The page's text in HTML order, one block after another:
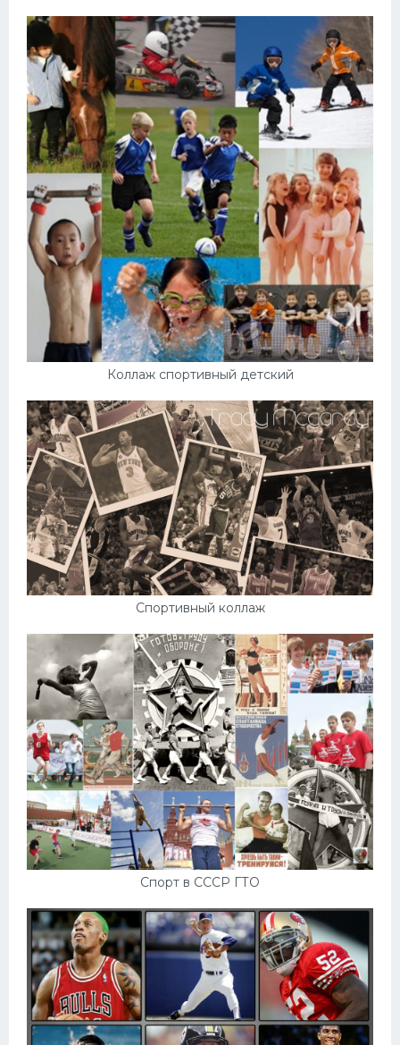
Коллаж спортивный детский
Спортивный коллаж
Спорт в СССР ГТО